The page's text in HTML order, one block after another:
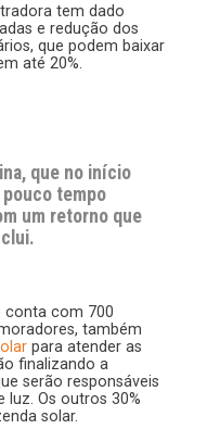
tem dado
e redução dos
que podem baixar
até 20%.
que no início
tempo
um retorno que
conta com 700
também
para atender as
finalizando a
serão responsáveis
luz. Os outros 30%
solar.